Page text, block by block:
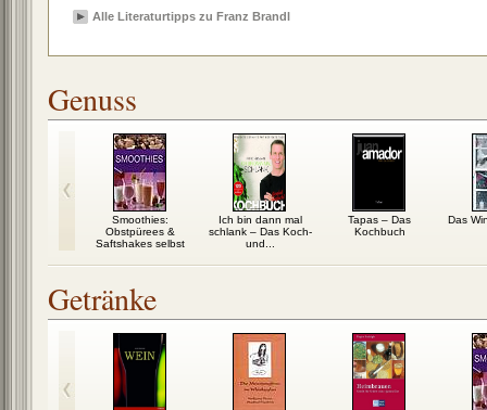
Alle Literaturtipps zu Franz Brandl
Genuss
Smoothies:
Obstpürees &
Saftshakes selbst
Ich bin dann mal
schlank – Das Koch-
und...
Tapas – Das
Kochbuch
Das
Getränke